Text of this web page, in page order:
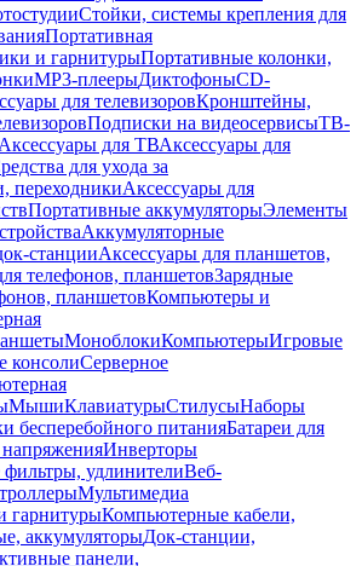
Стойки, системы крепления для
Портативная
и гарнитурыПортативные колонки,
MP3-плеерыДиктофоныCD-
для телевизоровКронштейны,
Подписки на видеосервисыТВ-
Аксессуары для ТВАксессуары для
для ухода за
переходникиАксессуары для
Портативные аккумуляторыЭлементы
Аккумуляторные
станцииАксессуары для планшетов,
телефонов, планшетовЗарядные
планшетовКомпьютеры и
МоноблокиКомпьютерыИгровые
консолиСерверное
МышиКлавиатурыСтилусыНаборы
бесперебойного питанияБатареи для
Инверторы
удлинителиВеб-
Мультимедиа
гарнитурыКомпьютерные кабели,
аккумуляторыДок-станции,
панели,